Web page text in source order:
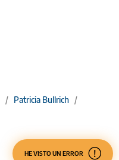
/ Patricia Bullrich /
HE VISTO UN ERROR